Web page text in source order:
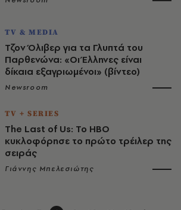
TV & MEDIA
Τζον Όλιβερ για τα Γλυπτά του
Παρθενώνα: «Οι Έλληνες είναι
δίκαια εξαγριωμένοι» (βίντεο)
Newsroom
TV + SERIES
The Last of Us: Το HBO
κυκλοφόρησε το πρώτο τρέιλερ της
σειράς
Γιάννης Μπελεσιώτης